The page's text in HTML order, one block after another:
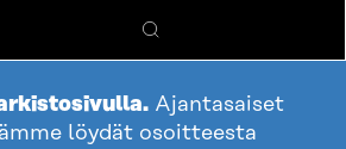
Hae
Ajantasaiset
löydät osoitteesta